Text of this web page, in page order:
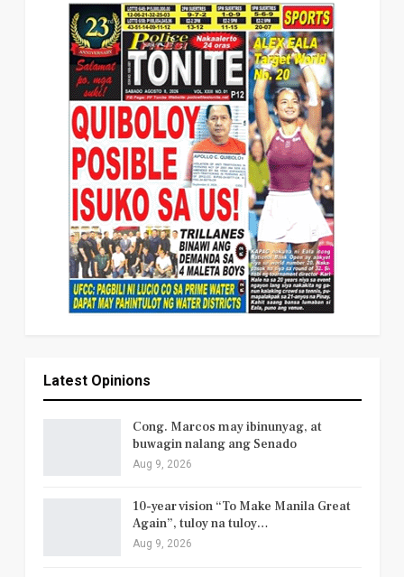
Latest Opinions
Cong. Marcos may ibinunyag, at
buwagin nalang ang Senado
Aug 9, 2026
10-year vision “To Make Manila Great
Again”, tuloy na tuloy…
Aug 9, 2026